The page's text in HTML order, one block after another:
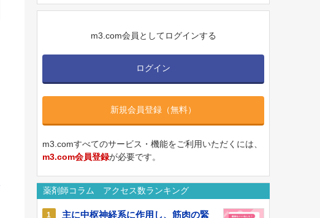
m3.com会員としてログインする
ログイン
新規会員登録（無料）
m3.comすべてのサービス・機能をご利用いただくには、
m3.com会員登録が必要です。
薬剤師コラム アクセス数ランキング
1
主に中枢神経系に作用し、筋肉の緊